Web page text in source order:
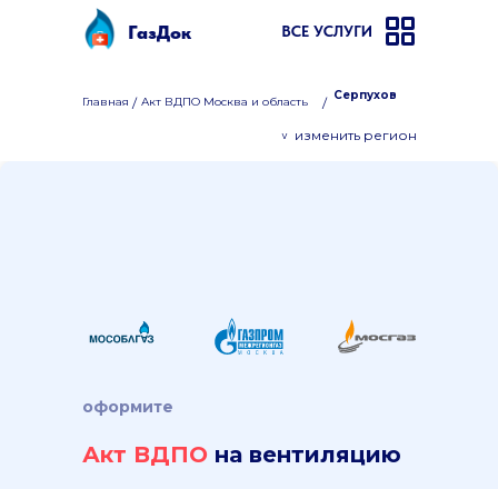
ГазДок ВСЕ УСЛУГИ
Главная / / Серпухов
> изменить регион
Акт ВДПО Москва и область
Акт ВДПО на вентиляцию
оформите